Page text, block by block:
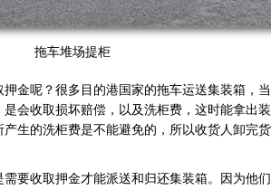
拖车堆场提柜
金呢？很多目的港国家的拖车运送集装箱，
会收取损坏赔偿，以及洗柜费，这时能拿出
生的洗柜费是不能避免的，所以收货人卸完
要收取押金才能派送和归还集装箱。因为他